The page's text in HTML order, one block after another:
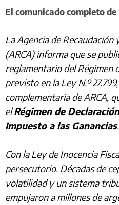
El comunicado completo de
La Agencia de
(ARCA) informa que se
reglamentario del Régimen
previsto en la Ley N.º
complementaria de ARCA,
elRégimen de
Impuesto a las Ganancias.
Con la Ley de Inocencia
persecutorio. Décadas de
volatilidad y un sistema
empujaron a millones de